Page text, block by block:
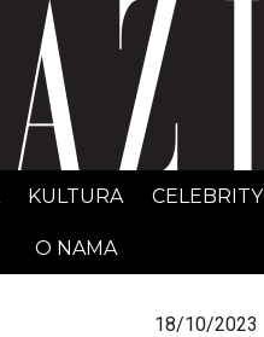
GRAZIA Srbija
KULTURA CELEBRITY
O NAMA
18/10/2023